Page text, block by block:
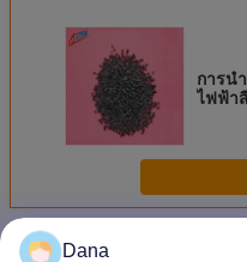
การน
ไฟฟ้า
มากกว่าพลาสติกนำความร้
Dana